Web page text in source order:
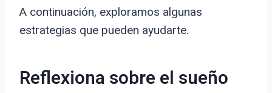
A continuación, exploramos algunas
estrategias que pueden ayudarte.
Reflexiona sobre el sueño